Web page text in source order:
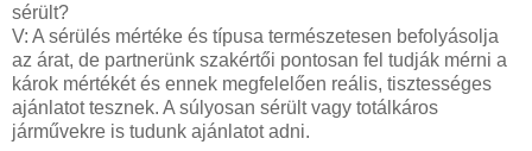
sérült?
V: A sérülés mértéke és típusa természetesen befolyásolja
az árat, de partnerünk szakértői pontosan fel tudják mérni a
károk mértékét és ennek megfelelően reális, tisztességes
ajánlatot tesznek. A súlyosan sérült vagy totálkáros
járművekre is tudunk ajánlatot adni.